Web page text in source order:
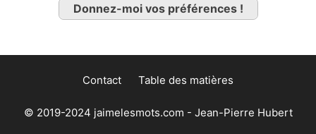
Donnez-moi vos préférences !
Contact Table des matières
© 2019-2024 jaimelesmots.com - Jean-Pierre Hubert